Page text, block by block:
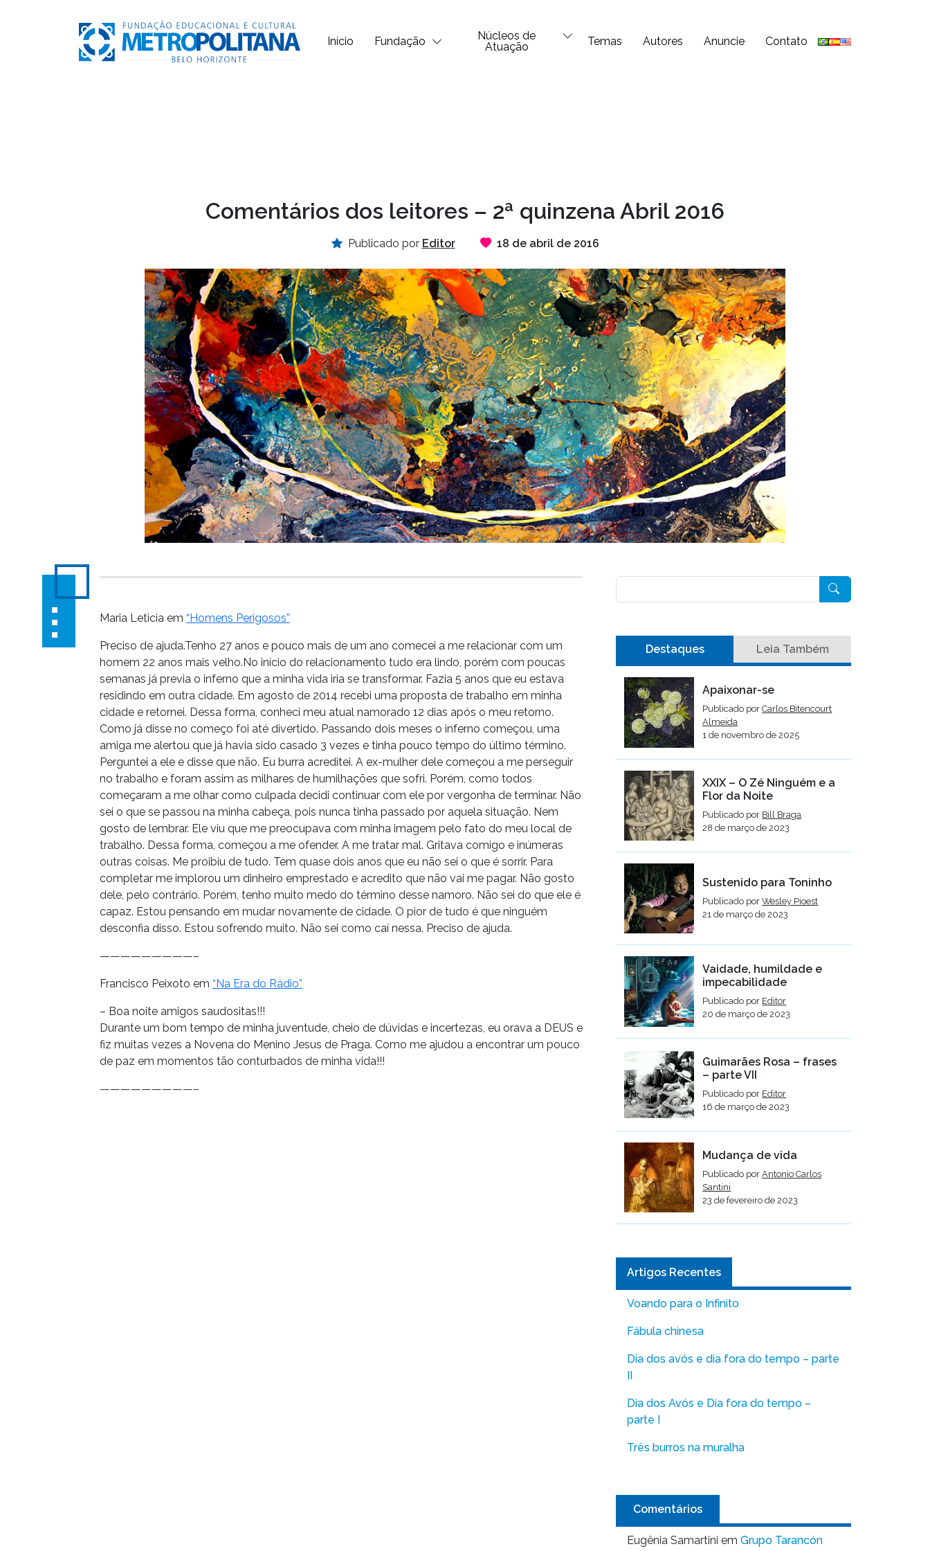
Início Fundação
Núcleos de
Atuação
Temas Autores Anuncie Contato
Comentários dos leitores – 2ª quinzena Abril 2016
Publicado por Editor 18 de abril de 2016
Maria Leticia em “Homens Perigosos”
Preciso de ajuda.Tenho 27 anos e pouco mais de um ano comecei a me relacionar com um
homem 22 anos mais velho.No início do relacionamento tudo era lindo, porém com poucas
semanas já previa o inferno que a minha vida iria se transformar. Fazia 5 anos que eu estava
residindo em outra cidade. Em agosto de 2014 recebi uma proposta de trabalho em minha
cidade e retornei. Dessa forma, conheci meu atual namorado 12 dias após o meu retorno.
Como já disse no começo foi até divertido. Passando dois meses o inferno começou, uma
amiga me alertou que já havia sido casado 3 vezes e tinha pouco tempo do último término.
Perguntei a ele e disse que não. Eu burra acreditei. A ex-mulher dele começou a me perseguir
no trabalho e foram assim as milhares de humilhações que sofri. Porém, como todos
começaram a me olhar como culpada decidi continuar com ele por vergonha de terminar. Não
sei o que se passou na minha cabeça, pois nunca tinha passado por aquela situação. Nem
gosto de lembrar. Ele viu que me preocupava com minha imagem pelo fato do meu local de
trabalho. Dessa forma, começou a me ofender. A me tratar mal. Gritava comigo e inúmeras
outras coisas. Me proibiu de tudo. Tem quase dois anos que eu não sei o que é sorrir. Para
completar me implorou um dinheiro emprestado e acredito que não vai me pagar. Não gosto
dele, pelo contrário. Porém, tenho muito medo do término desse namoro. Não sei do que ele é
capaz. Estou pensando em mudar novamente de cidade. O pior de tudo é que ninguém
desconfia disso. Estou sofrendo muito. Não sei como caí nessa. Preciso de ajuda.
—————————–
Francisco Peixoto em “Na Era do Rádio”
– Boa noite amigos saudositas!!!
Durante um bom tempo de minha juventude, cheio de dúvidas e incertezas, eu orava a DEUS e
fiz muitas vezes a Novena do Menino Jesus de Praga. Como me ajudou a encontrar um pouco
de paz em momentos tão conturbados de minha vida!!!
—————————–
Destaques Leia Também
Apaixonar-se
Publicado porCarlos Bitencourt
Almeida
1 de novembro de 2025
XXIX – O Zé Ninguém e a
Flor da Noite
Publicado por Bill Braga
28 de março de 2023
Sustenido para Toninho
Publicado porWesley Pioest
21 de março de 2023
Vaidade, humildade e
impecabilidade
Publicado por Editor
20 de março de 2023
Guimarães Rosa – frases
– parte VII
Publicado por Editor
16 de março de 2023
Mudança de vida
Publicado porAntonio Carlos
Santini
23 de fevereiro de 2023
Artigos Recentes
Voando para o Infinito
Fábula chinesa
Dia dos avós e dia fora do tempo – parte
II
Dia dos Avós e Dia fora do tempo –
parte I
Três burros na muralha
Comentários
Eugênia Samartini em Grupo Tarancón